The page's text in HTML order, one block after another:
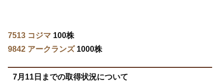
7513 コジマ 100株
9842 アークランズ1000株
7月11日までの取得状況について